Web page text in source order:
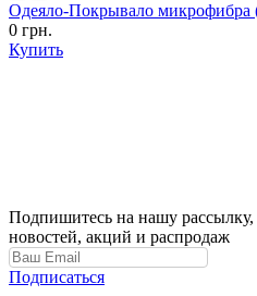
Одеяло-Покрывало
0 грн.
Купить
Подпишитесь на нашу
новостей, акций и распродаж
Подписаться